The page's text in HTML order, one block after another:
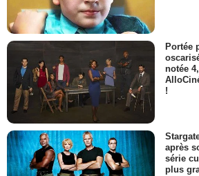
Portée
notée
!
après
série
plus